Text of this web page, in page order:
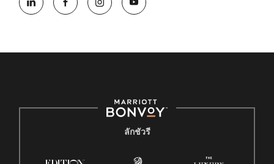
ลักชัวรี